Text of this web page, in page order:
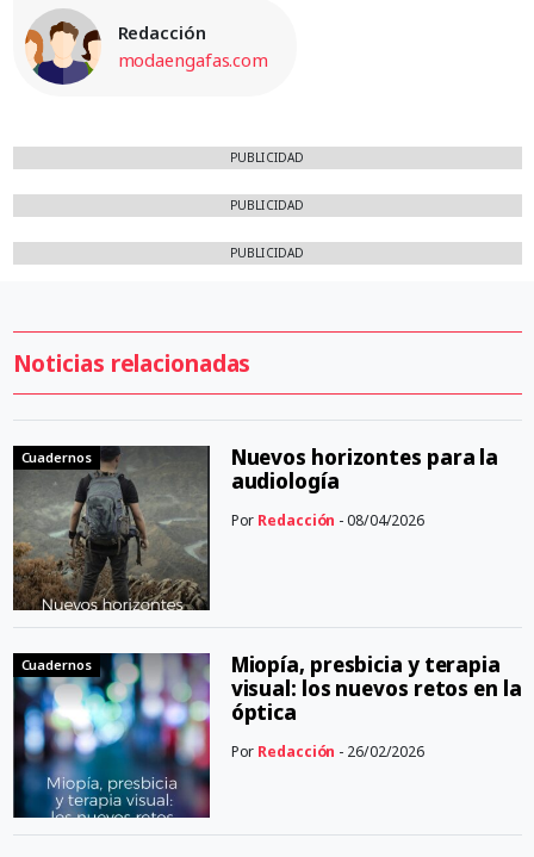
Redacción
modaengafas.com
PUBLICIDAD
PUBLICIDAD
PUBLICIDAD
Noticias relacionadas
Cuadernos
Nuevos horizontes para la
audiología
Por Redacción - 08/04/2026
Cuadernos
Miopía, presbicia y terapia
visual: los nuevos retos en la
óptica
Por Redacción - 26/02/2026